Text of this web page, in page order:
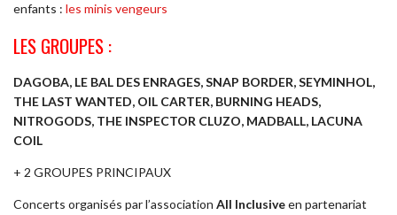
enfants : les minis vengeurs
LES GROUPES :
DAGOBA, LE BAL DES ENRAGES, SNAP BORDER, SEYMINHOL,
THE LAST WANTED, OIL CARTER, BURNING HEADS,
NITROGODS, THE INSPECTOR CLUZO, MADBALL, LACUNA
COIL
+ 2 GROUPES PRINCIPAUX
Concerts organisés par l’association All Inclusiveen partenariat